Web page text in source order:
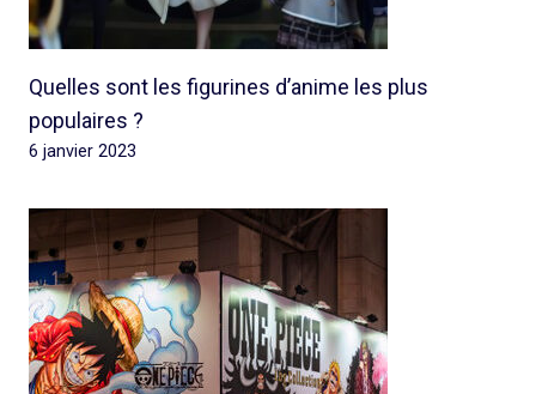
Quelles sont les figurines d’anime les plus
populaires ?
6 janvier 2023